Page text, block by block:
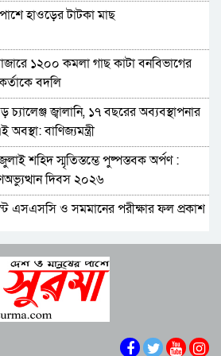
পরবর্তী রাষ্ট্রপতি, আলোচনায় এক
চত্বরে শিশু ফাহিমা হত্যা মামলার
ফের হামলা
অশালীন ছবি ছড়ানোর অভিযোগ
ক্রিয়েটর রাফিয়ার
শিক্ষার্থীকে মারধর: ছাত্রদল নেতা হাসিবুর
ক্যাম্পাসে নিষিদ্ধ ২ বছর
সংস্কারের আহ্বান
জামায়াত থেকে বহিস্কার এমপি গাজী
উপসর্গ নিয়ে আরও দুই শিশুর মৃত্যু
হাওড়ের টাটকা মাছ
১২০০ কমলা গাছ কাটা বনবিভাগের
বদলি
চ্যালেঞ্জ জ্বালানি, ১৭ বছরের অব্যবস্থাপনার
বাণিজ্যমন্ত্রী
শহিদ স্মৃতিস্তম্ভে পুষ্পস্তবক অর্পণ :
দিবস ২০২৬
এসএসসি ও সমমানের পরীক্ষার ফল প্রকাশ
হত্যা মামলা: শেখ হাসিনাসহ ৪১ জনের
অভিযোগ
পতন শুরু হয়েছে, ১১ দল এখন ৯ দলে
রাশেদ খান